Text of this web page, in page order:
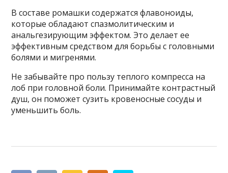
В составе ромашки содержатся флавоноиды,
которые обладают спазмолитическим и
анальгезирующим эффектом. Это делает ее
эффективным средством для борьбы с головными
болями и мигренями.
Не забывайте про пользу теплого компресса на
лоб при головной боли. Принимайте контрастный
душ, он поможет сузить кровеносные сосуды и
уменьшить боль.